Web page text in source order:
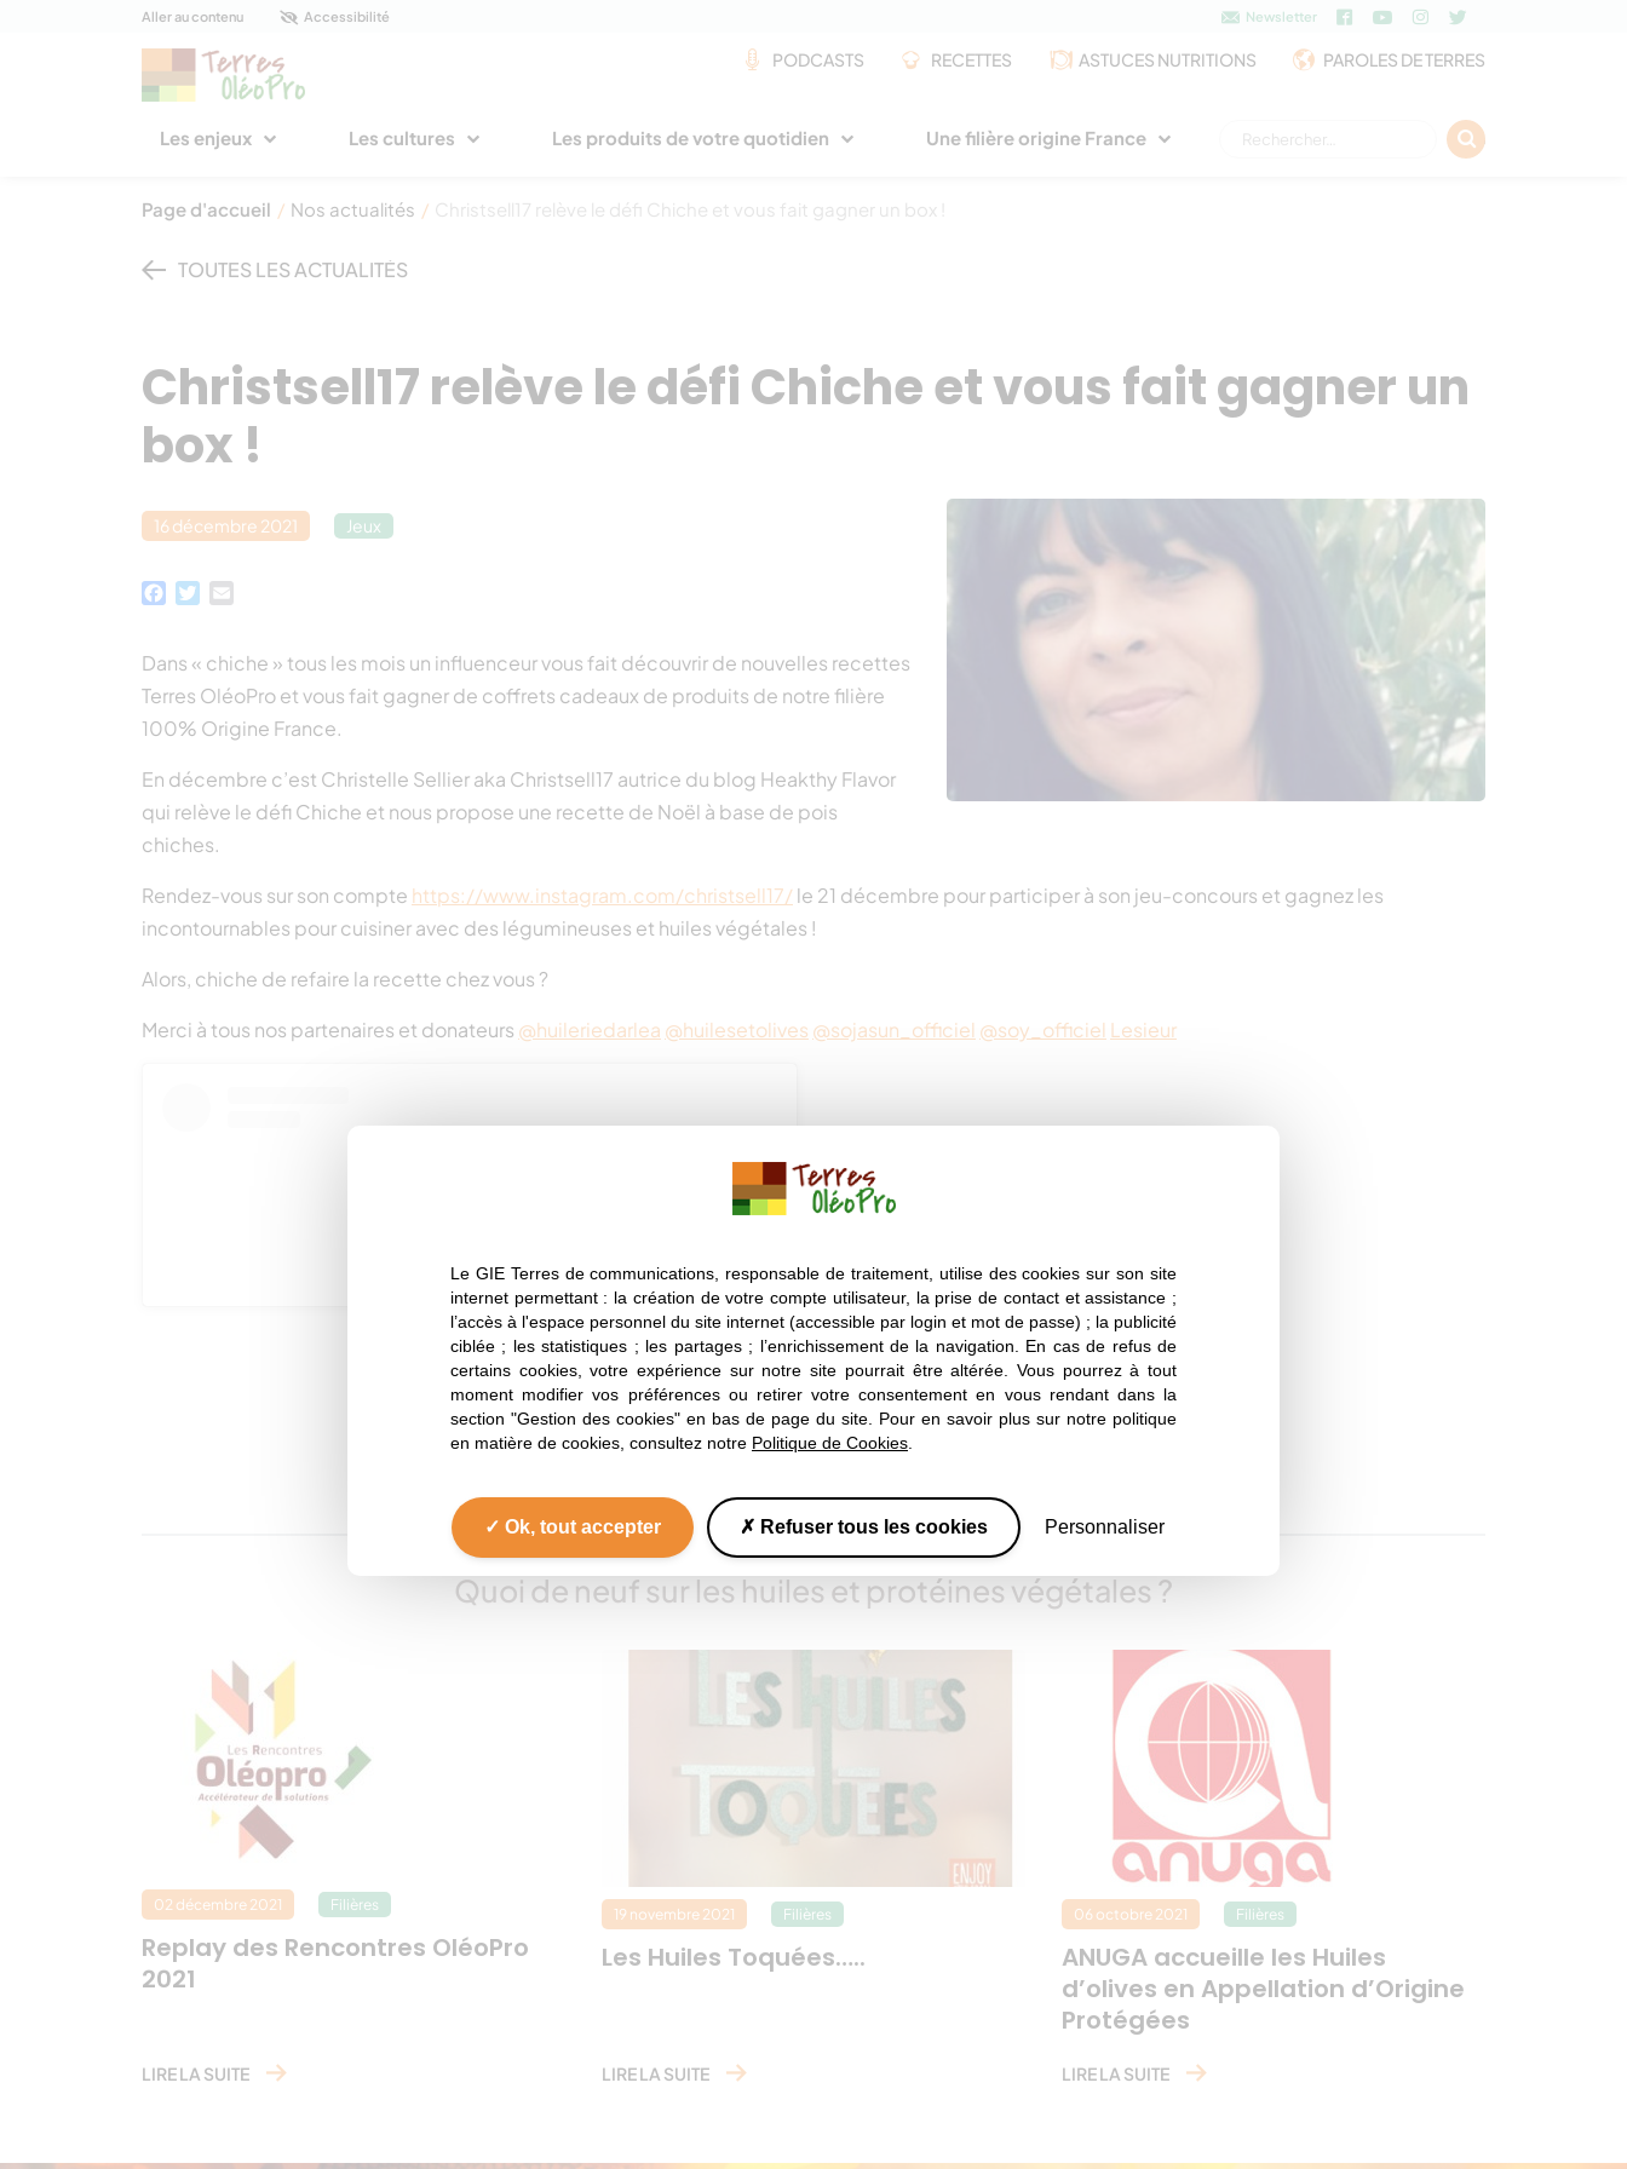
Panneau de gestion des cookies
Le GIE Terres de communications, responsable de traitement, utilise des cookies sur son site
internet permettant : la création de votre compte utilisateur, la prise de contact et assistance ;
l’accès à l'espace personnel du site internet (accessible par login et mot de passe) ; la publicité
ciblée ; les statistiques ; les partages ; l’enrichissement de la navigation. En cas de refus de
certains cookies, votre expérience sur notre site pourrait être altérée. Vous pourrez à tout
moment modifier vos préférences ou retirer votre consentement en vous rendant dans la
section "Gestion des cookies" en bas de page du site. Pour en savoir plus sur notre politique
en matière de cookies, consultez notre Politique de Cookies
Ok, tout accepter Refuser tous les cookies Personnaliser
Aller au contenu Accessibilité Newsletter
PODCASTS RECETTES ASTUCES NUTRITIONS PAROLES DE TERRES
Les enjeux Les cultures Les produits de votre quotidien Une filière origine France
Page d'accueil / Nos actualités / Christsell17 relève le défi Chiche et vous fait gagner un box !
TOUTES LES ACTUALITÉS
Christsell17 relève le défi Chiche et vous fait gagner un
box !
16 décembre 2021 Jeux
Facebook
Twitter
Dans « chiche » tous les mois un influenceur vous fait découvrir de nouvelles recettes
Terres OléoPro et vous fait gagner de coffrets cadeaux de produits de notre filière
100% Origine France.
En décembre c’est Christelle Sellier aka Christsell17 autrice du blog Heakthy Flavor
qui relève le défi Chiche et nous propose une recette de Noël à base de pois
chiches.
Rendez-vous sur son compte https://www.instagram.com/christsell17/le 21 décembre pour participer à son jeu-concours et gagnez les
incontournables pour cuisiner avec des légumineuses et huiles végétales !
Alors, chiche de refaire la recette chez vous ?
Merci à tous nos partenaires et donateurs @huileriedarlea @huilesetolives @sojasun_officiel @soy_officiel Lesieur
Une publication partagée par @christsell17
A lire aussi
Quoi de neuf sur les huiles et protéines végétales ?
02 décembre 2021 Filières
Replay des Rencontres OléoPro
2021
LIRE LA SUITE
19 novembre 2021 Filières
Les Huiles Toquées…..
LIRE LA SUITE
06 octobre 2021 Filières
ANUGA accueille les Huiles
d’olives en Appellation d’Origine
Protégées
LIRE LA SUITE